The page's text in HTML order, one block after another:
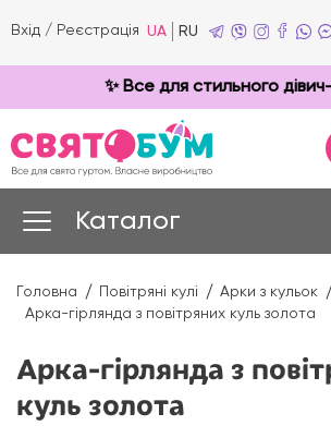
Вхід / Реєстрація UA RU
✨ Все для стильного
Каталог
Головна Повітряні кулі
Арки з кульок
Арка-гірлянда з повітряних куль золота
Арка-гірлянда з
куль золота